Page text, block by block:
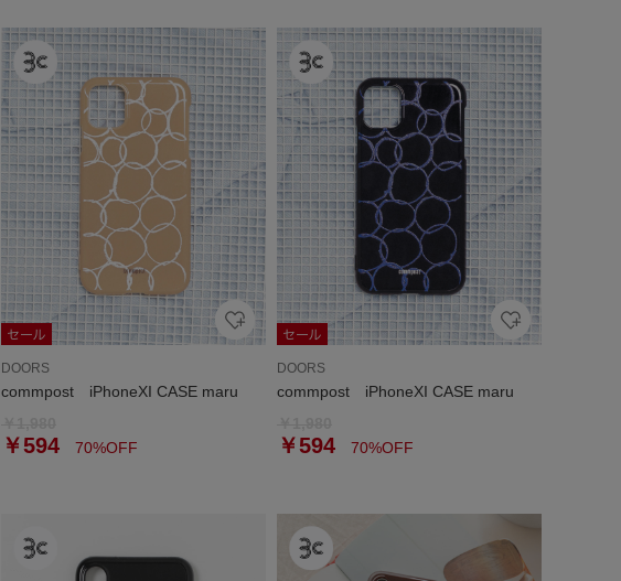
DOORS
commpost iPhoneXI CASE maru
￥594 70%OFF
DOORS
commpost iPhoneXI CASE maru
￥594 70%OFF